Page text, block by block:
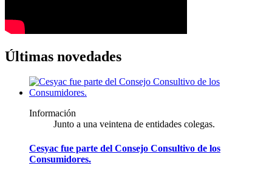
Últimas novedades
Información
Junto a una veintena de entidades colegas.
Cesyac fue parte del Consejo Consultivo de los
Consumidores.